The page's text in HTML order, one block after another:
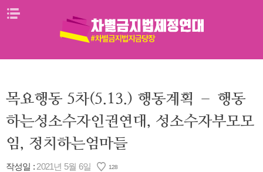
Skip
목요행동 5차(5.13.) 행동계획 – 행동
하는성소수자인권연대, 성소수자부모모
임, 정치하는엄마들
작성일 : 2021년 5월 6일 128